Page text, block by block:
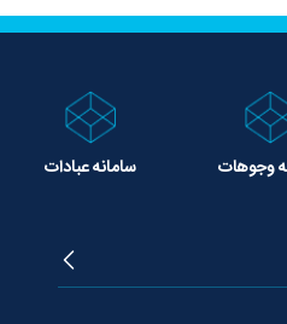
وجوهات سامانه عبادات